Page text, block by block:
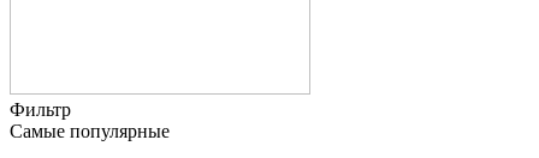
Фильтр
Самые популярные